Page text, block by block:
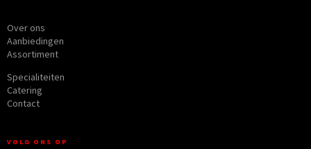
Over ons
Aanbiedingen
Assortiment
Specialiteiten
Catering
Contact
VOLG ONS OP